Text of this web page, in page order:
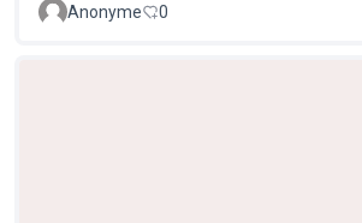
Anonyme
0